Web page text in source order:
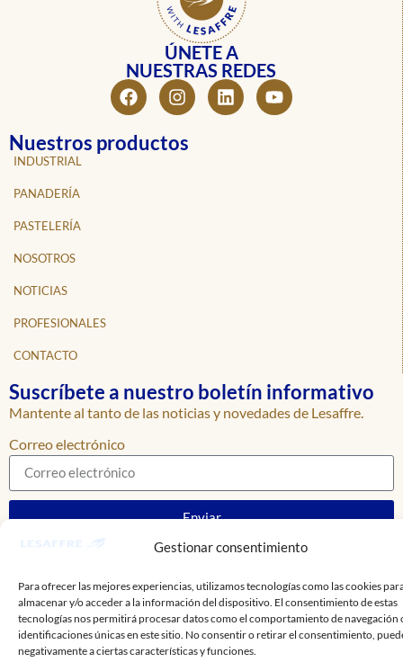
Gestionar consentimiento
Para ofrecer las mejores experiencias, utilizamos tecnologías como las cookies
almacenar y/o acceder a la información del dispositivo. El consentimiento de estas
tecnologías nos permitirá procesar datos como el comportamiento de navegación
identificaciones únicas en este sitio. No consentir o retirar el consentimiento,
negativamente a ciertas características y funciones.
ÚNETE A
NUESTRAS REDES
Nuestros productos
INDUSTRIAL
PANADERÍA
PASTELERÍA
NOSOTROS
NOTICIAS
PROFESIONALES
CONTACTO
Suscríbete a nuestro boletín informativo
Mantente al tanto de las noticias y novedades de Lesaffre.
Correo electrónico
Enviar